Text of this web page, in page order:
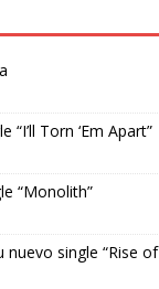
Torn ‘Em Apart”
“Monolith”
single “Rise of